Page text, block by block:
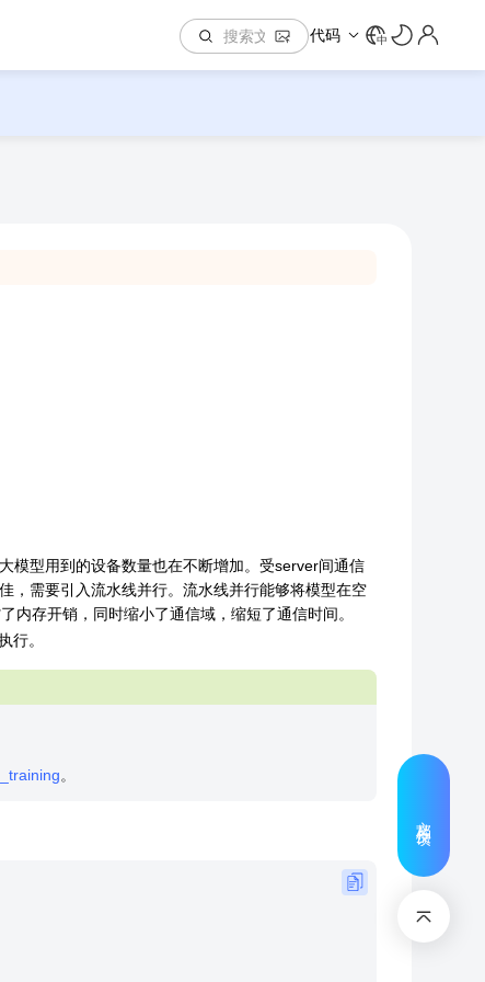
代码 中
模型用到的设备数量也在不断增加。受server间通信
，需要引入流水线并行。流水线并行能够将模型在空
内存开销，同时缩小了通信域，缩短了通信时间。
行。
。